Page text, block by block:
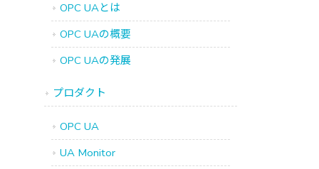
OPC UAとは
OPC UAの概要
OPC UAの発展
プロダクト
OPC UA
UA Monitor